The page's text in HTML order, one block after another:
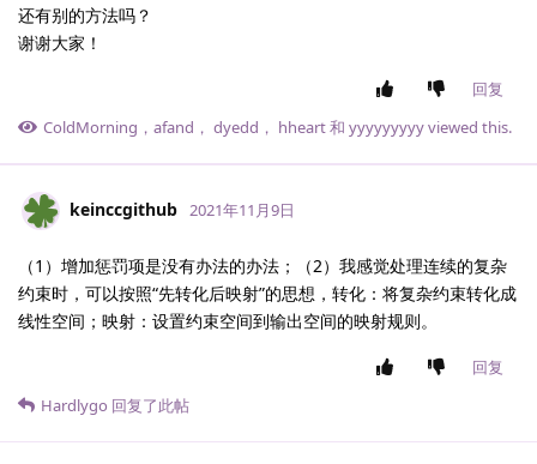
还有别的方法吗？
谢谢大家！
回复
ColdMorning ， afand ， dyedd ， hheart和 yyyyyyyyyviewed this.
keinccgithub 2021年11月9日
（1）增加惩罚项是没有办法的办法；（2）我感觉处理连续的复杂
约束时，可以按照“先转化后映射”的思想，转化：将复杂约束转化成
线性空间；映射：设置约束空间到输出空间的映射规则。
回复
Hardlygo 回复了此帖